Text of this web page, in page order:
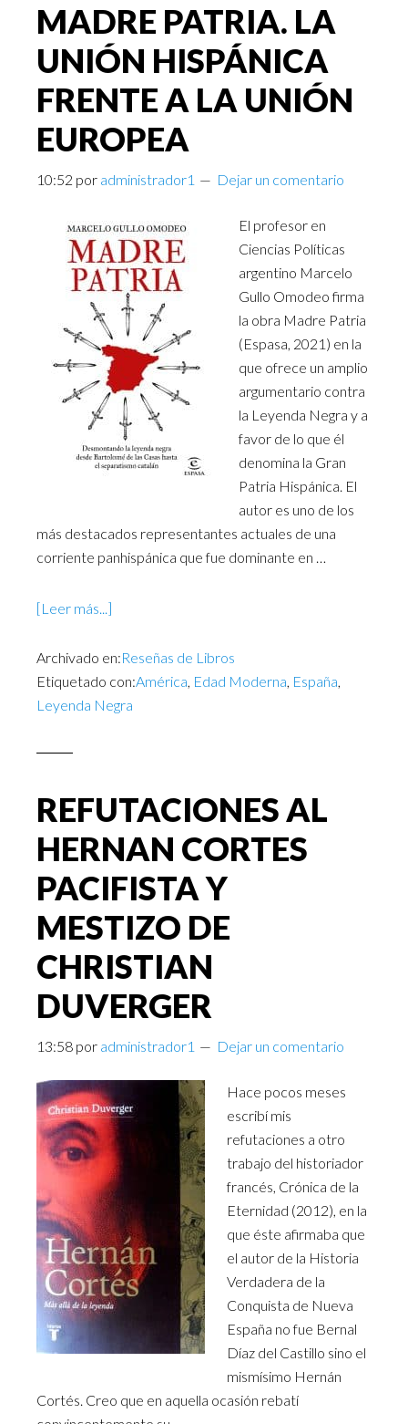
MADRE PATRIA. LA
UNIÓN HISPÁNICA
FRENTE A LA UNIÓN
EUROPEA
10:52 por administrador1 Dejar un comentario
El profesor en
Ciencias Políticas
argentino Marcelo
Gullo Omodeo firma
la obra Madre Patria
(Espasa, 2021) en la
que ofrece un amplio
argumentario contra
la Leyenda Negra y a
favor de lo que él
denomina la Gran
Patria Hispánica. El
autor es uno de los
más destacados representantes actuales de una
corriente panhispánica que fue dominante en …
[Leer más...]
Archivado en:Reseñas de Libros
Etiquetado con:América, Edad Moderna, España,
Leyenda Negra
REFUTACIONES AL
HERNAN CORTES
PACIFISTA Y
MESTIZO DE
CHRISTIAN
DUVERGER
13:58 por administrador1 Dejar un comentario
Hace pocos meses
escribí mis
refutaciones a otro
trabajo del historiador
francés, Crónica de la
Eternidad (2012), en la
que éste afirmaba que
el autor de la Historia
Verdadera de la
Conquista de Nueva
España no fue Bernal
Díaz del Castillo sino el
mismísimo Hernán
Cortés. Creo que en aquella ocasión rebatí